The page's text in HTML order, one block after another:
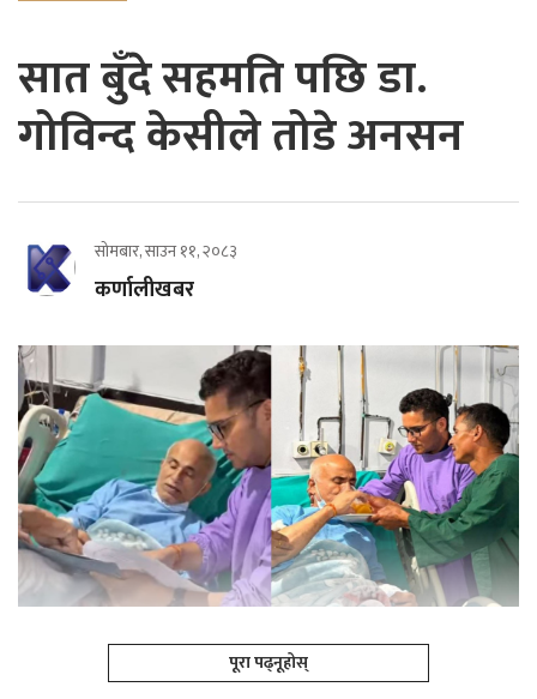
सात बुँदे सहमति पछि डा.
गोविन्द केसीले तोडे अनसन
सोमबार, साउन ११, २०८३
कर्णालीखबर
पूरा पढ्नूहोस्